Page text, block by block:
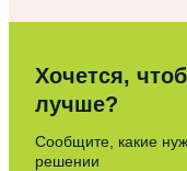
Хочется,
лучше?
Сообщите, какие
решении